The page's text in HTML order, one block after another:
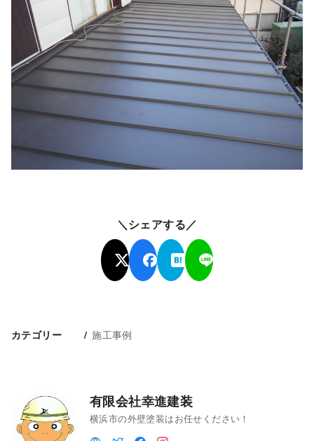
＼シェアする／
カテゴリー 施工事例
有限会社幸進建装
横浜市の外壁塗装はお任せください！